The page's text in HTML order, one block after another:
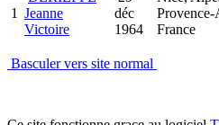
1 Jeanne
Victoire
déc
1964
France
Basculer vers site normal